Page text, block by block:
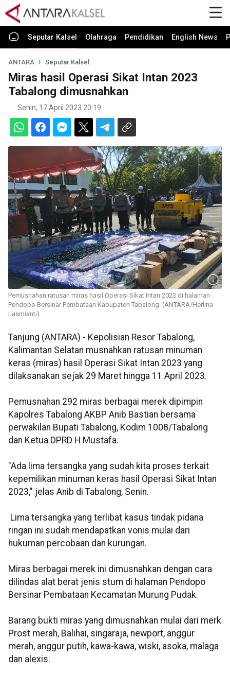
Seputar Kalsel Olahraga Pendidikan English News
ANTARA Seputar Kalsel
Miras hasil Operasi Sikat Intan 2023
Tabalong dimusnahkan
Senin, 17 April 2023 20:19
Pemusnahan ratusan miras hasil Operasi Sikat Intan 2023 di halaman
Pendopo Bersinar Pembataan Kabupaten Tabalong. (ANTARA/Herlina
Lasmianti)
Tanjung (ANTARA) - Kepolisian Resor Tabalong,
Kalimantan Selatan musnahkan ratusan minuman
keras (miras) hasil Operasi Sikat Intan 2023 yang
dilaksanakan sejak 29 Maret hingga 11 April 2023.
Pemusnahan 292 miras berbagai merek dipimpin
Kapolres Tabalong AKBP Anib Bastian bersama
perwakilan Bupati Tabalong, Kodim 1008/Tabalong
dan Ketua DPRD H Mustafa.
"Ada lima tersangka yang sudah kita proses terkait
kepemilikan minuman keras hasil Operasi Sikat Intan
2023," jelas Anib di Tabalong, Senin.
Lima tersangka yang terlibat kasus tindak pidana
ringan ini sudah mendapatkan vonis mulai dari
hukuman percobaan dan kurungan.
Miras berbagai merek ini dimusnahkan dengan cara
dilindas alat berat jenis stum di halaman Pendopo
Bersinar Pembataan Kecamatan Murung Pudak.
Barang bukti miras yang dimusnahkan mulai dari merk
Prost merah, Balihai, singaraja, newport, anggur
merah, anggur putih, kawa-kawa, wiski, asoka, malaga
dan alexis.